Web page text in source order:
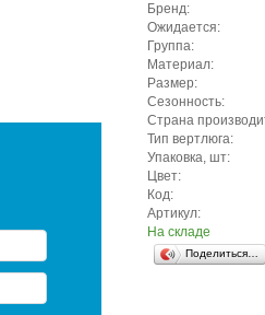
Бренд:
Ожидается:
Группа:
Материал:
Размер:
Сезонность:
Страна
Тип вертлюга:
Упаковка, шт:
Цвет:
Код:
Артикул:
На складе
Поделиться…